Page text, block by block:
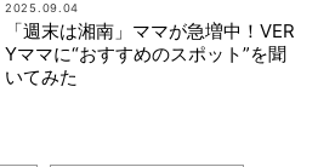
2025.09.04
「週末は湘南」ママが急増中！VER
Yママに“おすすめのスポット”を聞
いてみた